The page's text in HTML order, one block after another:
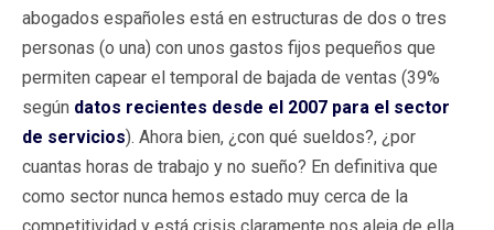
abogados españoles está en estructuras de dos o tres
personas (o una) con unos gastos fijos pequeños que
permiten capear el temporal de bajada de ventas (39%
según datos recientes desde el 2007 para el sector
de servicios). Ahora bien, ¿con qué sueldos?, ¿por
cuantas horas de trabajo y no sueño? En definitiva que
como sector nunca hemos estado muy cerca de la